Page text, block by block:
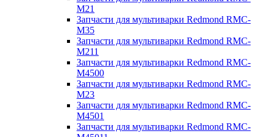
M21
Запчасти для мультиварки Redmond RMC-
M35
Запчасти для мультиварки Redmond RMC-
M211
Запчасти для мультиварки Redmond RMC-
M4500
Запчасти для мультиварки Redmond RMC-
M23
Запчасти для мультиварки Redmond RMC-
M4501
Запчасти для мультиварки Redmond RMC-